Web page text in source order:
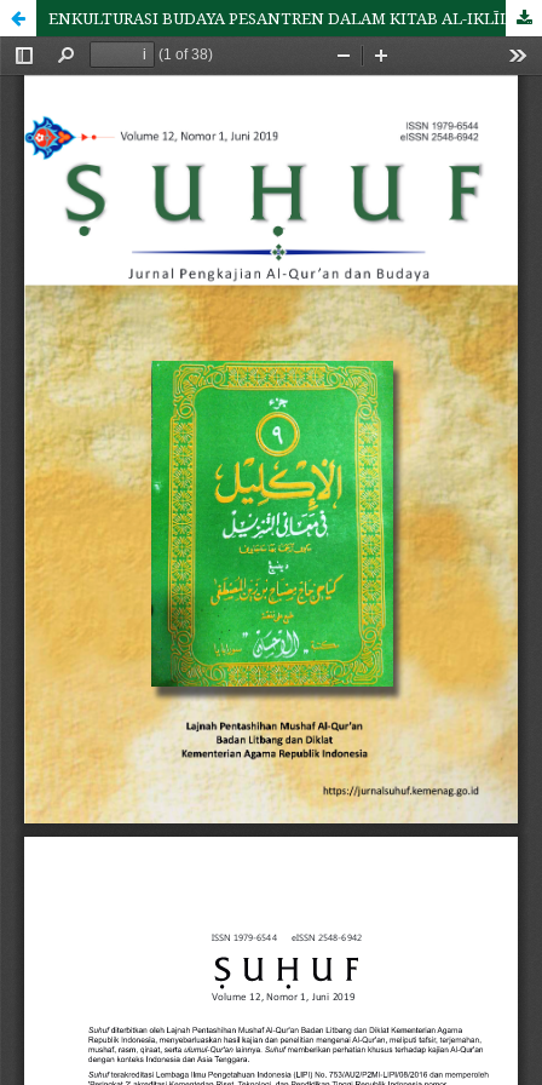
ENKULTURASI BUDAYA PESANTREN DALAM KITAB AL-IKLĪL FI MA’ĀNĪ AT-TANZĪL KARYA MISHBAH MUSTHOFA